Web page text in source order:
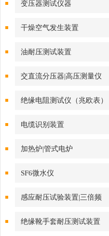
变压器测试仪器
干燥空气发生装置
油耐压测试装置
交直流分压器|高压测量仪
绝缘电阻测试仪（兆欧表）
电缆识别装置
加热炉|管式电炉
SF6微水仪
感应耐压试验装置|三倍频
绝缘靴手套耐压测试装置